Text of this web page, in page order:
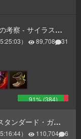
考察・9.3パッチノート雑感
） 89,708 31
91% (384)
ガレンガイド【パッチ6.9】
） 110,704 6